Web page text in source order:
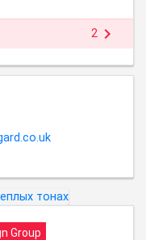
2 chevron_right
Group